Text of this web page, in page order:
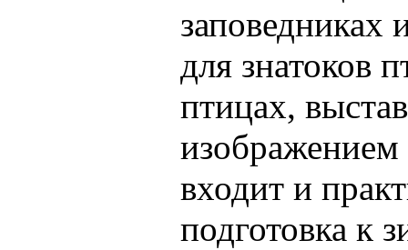
заповедниках
для знатоков
птицах,
входит и
подготовка к